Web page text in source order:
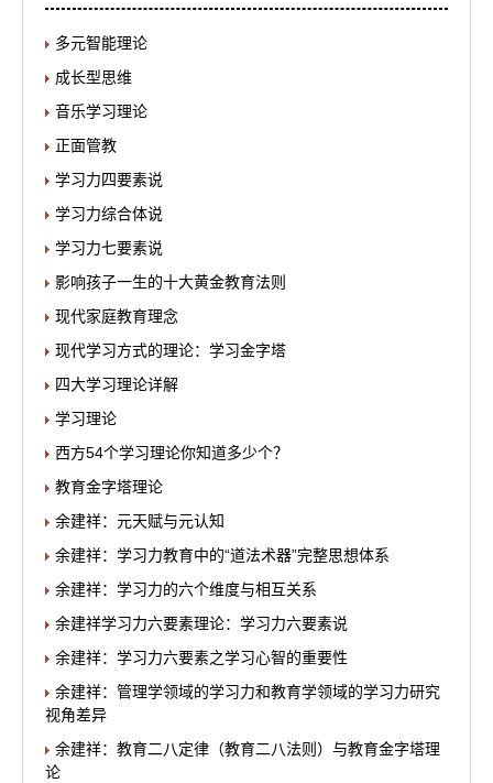
多元智能理论
成长型思维
音乐学习理论
正面管教
学习力四要素说
学习力综合体说
学习力七要素说
影响孩子一生的十大黄金教育法则
现代家庭教育理念
现代学习方式的理论：学习金字塔
四大学习理论详解
学习理论
西方54个学习理论你知道多少个？
教育金字塔理论
余建祥：元天赋与元认知
余建祥：学习力教育中的“道法术器”完整思想体系
余建祥：学习力的六个维度与相互关系
余建祥学习力六要素理论：学习力六要素说
余建祥：学习力六要素之学习心智的重要性
余建祥：管理学领域的学习力和教育学领域的学习力研究
视角差异
余建祥：教育二八定律（教育二八法则）与教育金字塔理
论